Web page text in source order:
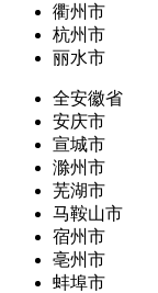
衢州市
杭州市
丽水市
全安徽省
安庆市
宣城市
滁州市
芜湖市
马鞍山市
宿州市
亳州市
蚌埠市